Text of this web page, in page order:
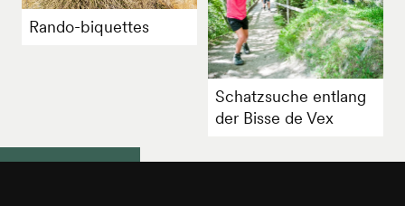
Rando-biquettes
Schatzsuche entlang
der Bisse de Vex